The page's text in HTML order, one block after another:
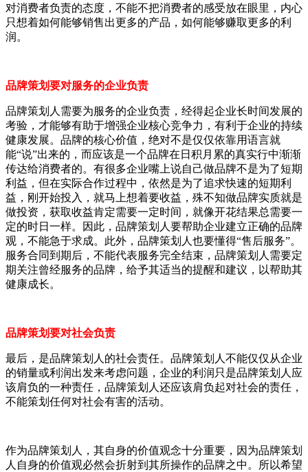
对消费者负责的态度，不能不把消费者的感受放在眼里，内心
只想着如何能够销售出更多的产品，如何能够赚取更多的利
润。
品牌策划要对服务的企业负责
品牌策划人需要为服务的企业负责，经得起企业长时间发展的
考验，才能够有助于增强企业核心竞争力，有利于企业的持续
健康发展。品牌的核心价值，绝对不是仅仅依靠用语言就
能“说”出来的，而应该是一个品牌在日积月累的真实行中渐渐
传达给消费者的。有很多企业嘴上说自己做品牌不是为了短期
利益，但在实际合作过程中，依然是为了追求快速的短期利
益，刚开始投入，就马上想着要收益，殊不知做品牌实质就是
做投资，获取收益肯定需要一定时间，就像开花结果总需要一
定的时日一样。因此，品牌策划人要帮助企业建立正确的品牌
观，不能急于求成。此外，品牌策划人也要懂得“售后服务”。
服务合同到期后，不能代表服务完全结束，品牌策划人需要定
期关注曾经服务的品牌，给予其适当的提醒和建议，以帮助其
健康成长。
品牌策划要对社会负责
最后，是品牌策划人的社会责任。品牌策划人不能仅仅从企业
的销量或利润出发来考虑问题，企业的利润只是品牌策划人应
该肩负的一种责任，品牌策划人还应该肩负起对社会的责任，
不能策划任何对社会有害的活动。
作为品牌策划人，其自身的价值观念十分重要，因为品牌策划
人自身的价值观必然会折射到其所操作的品牌之中。所以希望